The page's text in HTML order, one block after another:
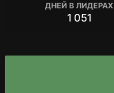
ДНЕЙ В ЛИДЕРАХ
1 051